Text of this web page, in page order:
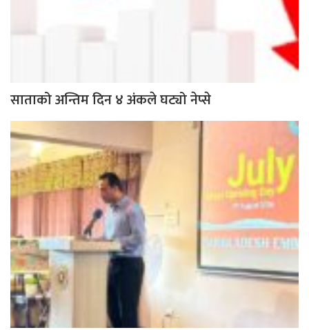
साताको अन्तिम दिन ४ अंकले घट्यो नेप्से